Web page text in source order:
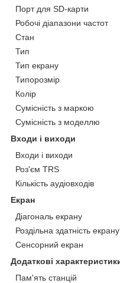
Порт для SD-карти
Робочі діапазони частот
Стан
Тип
Тип екрану
Типорозмір
Колір
Сумісність з маркою
Сумісність з моделлю
Входи і виходи
Входи і виходи
Роз'єм TRS
Кількість аудіовходів
Екран
Діагональ екрану
Роздільна здатність екрану
Сенсорний екран
Додаткові
Пам'ять станцій